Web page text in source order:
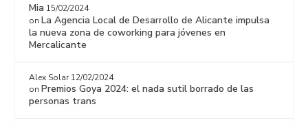
Mia 15/02/2024
on La Agencia Local de Desarrollo de Alicante impulsa
la nueva zona de coworking para jóvenes en
Mercalicante
Alex Solar 12/02/2024
on Premios Goya 2024: el nada sutil borrado de las
personas trans